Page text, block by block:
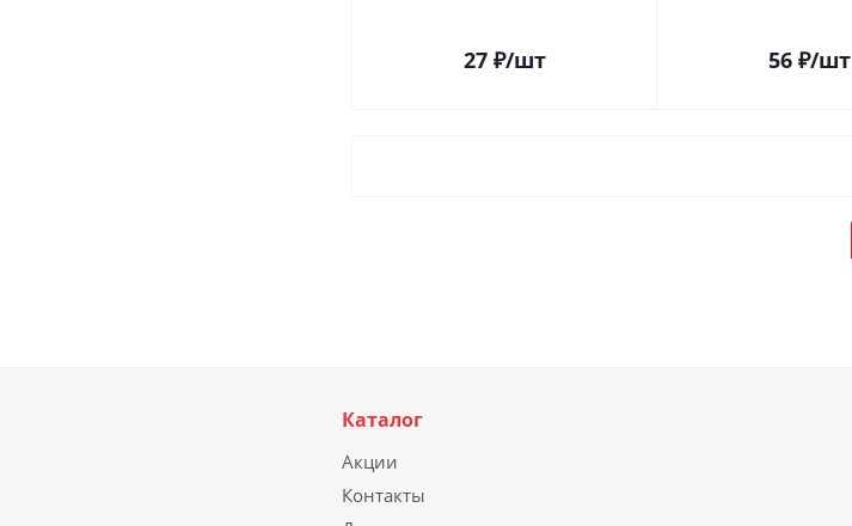
27 ₽/шт 56 ₽/шт
Каталог
Акции
Контакты